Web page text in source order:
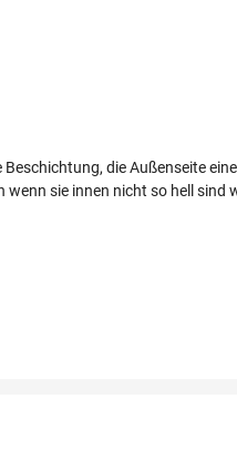
die Außenseite
sie innen nicht so hell sind